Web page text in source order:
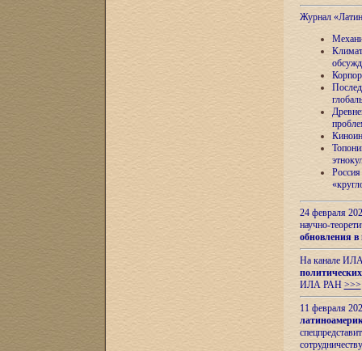
Журнал
24 февраля
научно-
обновления в
На канале
ИЛА РАН >>>
11 февраля